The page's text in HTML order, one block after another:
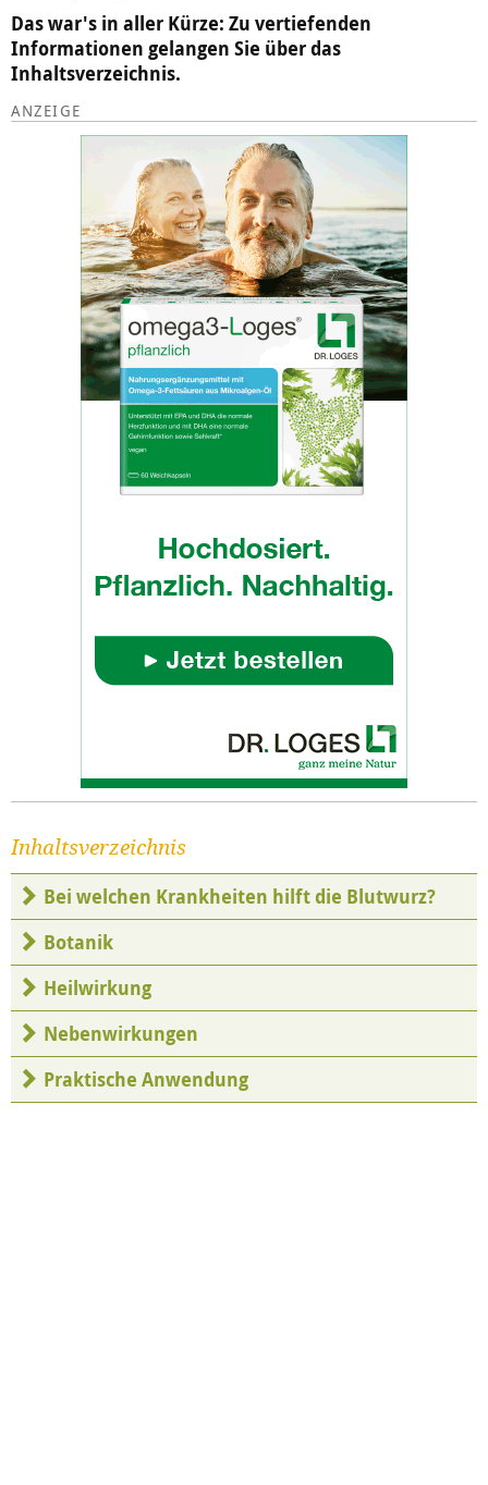
Das war's in aller Kürze: Zu vertiefenden
Informationen gelangen Sie über das
Inhaltsverzeichnis.
Inhaltsverzeichnis
Bei welchen Krankheiten hilft die Blutwurz?
Botanik
Heilwirkung
Nebenwirkungen
Praktische Anwendung